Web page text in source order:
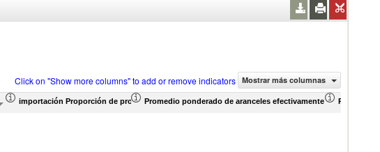
Click on "Show more columns" to add or remove indicators Mostrar más columnas
de US$)
importación Proporción de productos (%)Promedio ponderado de aranceles efectivamente aplicados (%)
Promedio